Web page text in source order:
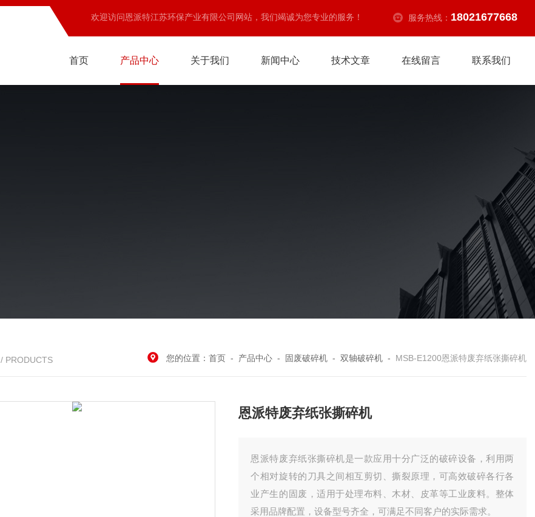
欢迎访问恩派特江苏环保产业有限公司网站，我们竭诚为您专业的服务！ 服务热线： 18021677668
首页 产品中心 关于我们 新闻中心 技术文章 在线留言 联系我们
/ PRODUCTS 您的位置： 首页 - 产品中心 - 固废破碎机 - 双轴破碎机 - MSB-E1200恩派特废弃纸张撕碎机
恩派特废弃纸张撕碎机
恩派特废弃纸张撕碎机是一款应用十分广泛的破碎设备，利用两
个相对旋转的刀具之间相互剪切、撕裂原理，可高效破碎各行各
业产生的固废，适用于处理布料、木材、皮革等工业废料。整体
采用品牌配置，设备型号齐全，可满足不同客户的实际需求。